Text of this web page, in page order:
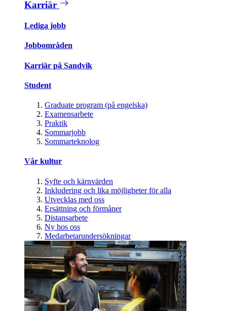
Karriär
Lediga jobb
Jobbområden
Karriär på Sandvik
Student
Graduate program (på engelska)
Examensarbete
Praktik
Sommarjobb
Sommarteknolog
Vår kultur
Syfte och kärnvärden
Inkludering och lika möjligheter för alla
Utvecklas med oss
Ersättning och förmåner
Distansarbete
Ny hos oss
Medarbetarundersökningar